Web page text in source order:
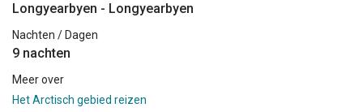
Longyearbyen - Longyearbyen
Nachten / Dagen
9 nachten
Meer over
Het Arctisch gebied reizen